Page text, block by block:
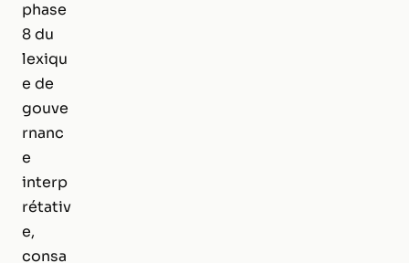
phase
8 du
lexiqu
e de
gouve
rnanc
e
interp
rétativ
e,
consa